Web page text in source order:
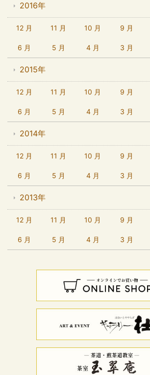
2016年
12 月 11 月 10 月 9 月
6 月 5 月 4 月 3 月
2015年
12 月 11 月 10 月 9 月
6 月 5 月 4 月 3 月
2014年
12 月 11 月 10 月 9 月
6 月 5 月 4 月 3 月
2013年
12 月 11 月 10 月 9 月
6 月 5 月 4 月 3 月